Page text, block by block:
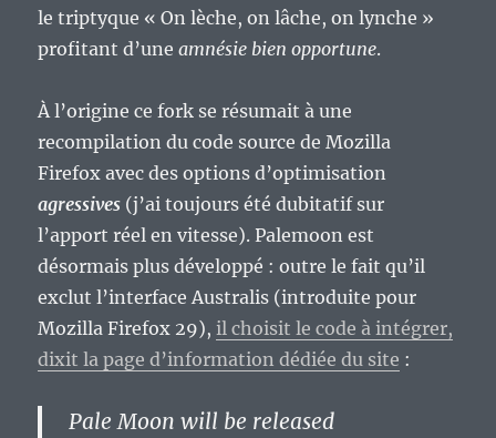
le triptyque « On lèche, on lâche, on lynche »
profitant d’uneamnésie bien opportune.
À l’origine ce fork se résumait à une
recompilation du code source de Mozilla
Firefox avec des options d’optimisation
agressives (j’ai toujours été dubitatif sur
l’apport réel en vitesse). Palemoon est
désormais plus développé : outre le fait qu’il
exclut l’interface Australis (introduite pour
Mozilla Firefox 29),il choisit le code à intégrer,
dixit la page d’information dédiée du site :
Pale Moon will be released